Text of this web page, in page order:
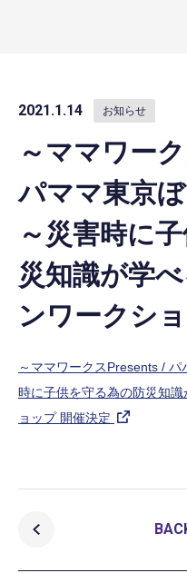
2021.1.14 お知らせ
～ママワー
パママ東京
～災害時に
災知識が学
ンワークシ
～ママワークスPresents /
時に子供を守る為の防災知
ョップ 開催決定